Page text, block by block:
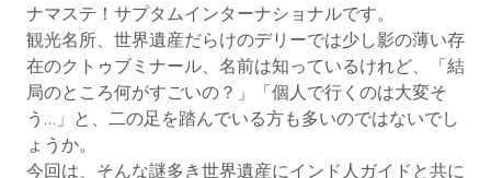
ナマステ！サプタムインターナショナルです。
観光名所、世界遺産だらけのデリーでは少し影の薄い存
在のクトゥブミナール、名前は知っているけれど、「結
局のところ何がすごいの？」「個人で行くのは大変そ
う…」と、二の足を踏んでいる方も多いのではないでし
ょうか。
今回は、そんな謎多き世界遺産にインド人ガイドと共に